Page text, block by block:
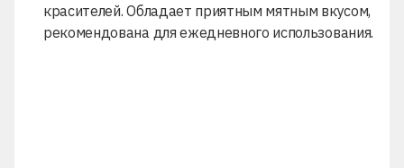
красителей. Обладает приятным мятным вкусом,
рекомендована для ежедневного использования.